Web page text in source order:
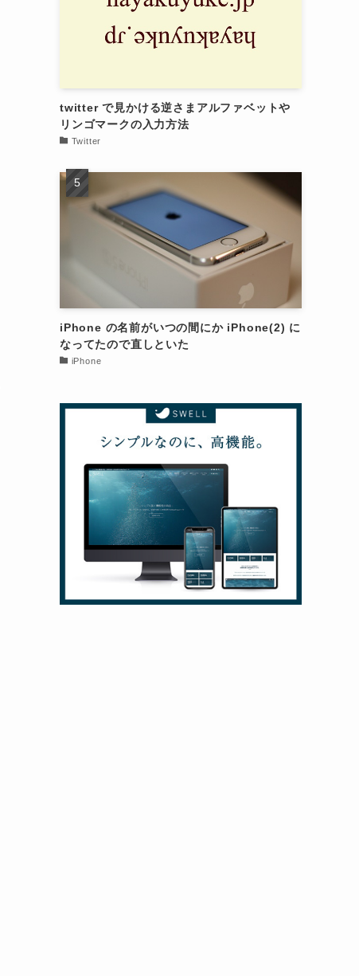
twitter で見かける逆さまアルファベットや
リンゴマークの入力方法
Twitter
iPhone の名前がいつの間にか iPhone(2) に
なってたので直しといた
iPhone